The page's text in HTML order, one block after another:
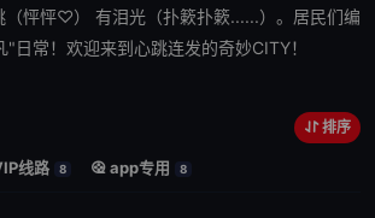
（怦怦♡） 有泪光（扑簌扑簌......）。居民们编
"日常！欢迎来到心跳连发的奇妙CITY！
排序
线路 8 app专用 8